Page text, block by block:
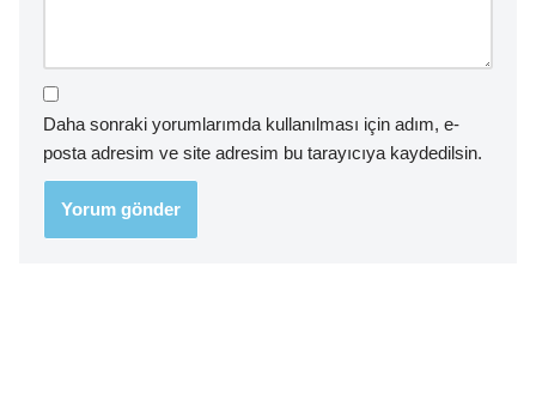
Daha sonraki yorumlarımda kullanılması için adım, e-
posta adresim ve site adresim bu tarayıcıya kaydedilsin.